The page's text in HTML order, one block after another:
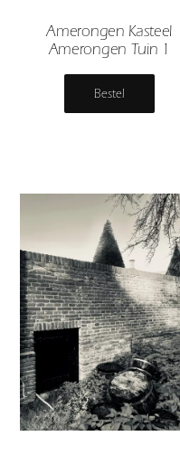
Amerongen Kasteel
Amerongen Tuin 1
Bestel